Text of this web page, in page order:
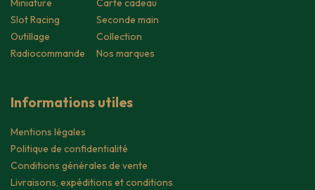
Miniature
Slot Racing
Outillage
Radiocommande
Carte cadeau
Seconde main
Collection
Nos marques
Informations utiles
Mentions légales
Politique de confidentialité
Conditions générales de vente
Livraisons, expéditions et conditions